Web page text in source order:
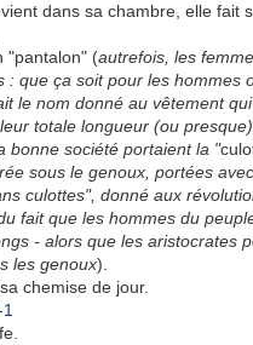
dans sa chambre, elle fait
"pantalon" (autrefois, les
: que ça soit pour les hommes
le nom donné au vêtement
totale longueur (ou
bonne société portaient la "
sous le genoux, portées
culottes", donné aux
fait que les hommes du
- alors que les aristocrates
les genoux).
chemise de jour.